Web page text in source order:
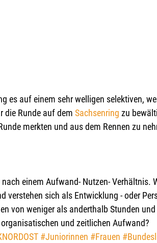
es auf einem sehr welligen selektiven,
die Runde auf dem Sachsenring zu
merkten und aus dem Rennen zu
einem Aufwand- Nutzen- Verhältnis.
verstehen sich als Entwicklung - oder
von weniger als anderthalb Stunden
und zeitlichen Aufwand?
#Juniorinnen #Frauen